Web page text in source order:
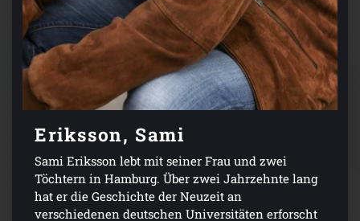
Eriksson, Sami
Sami Eriksson lebt mit seiner Frau und zwei
Töchtern in Hamburg. Über zwei Jahrzehnte lang
hat er die Geschichte der Neuzeit an
verschiedenen deutschen Universitäten erforscht